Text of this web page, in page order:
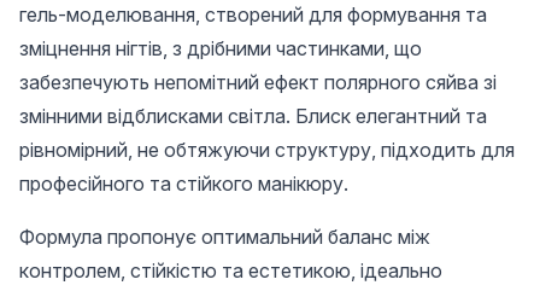
гель-моделювання, створений для формування та
зміцнення нігтів, з дрібними частинками, що
забезпечують непомітний ефект полярного сяйва зі
змінними відблисками світла. Блиск елегантний та
рівномірний, не обтяжуючи структуру, підходить для
професійного та стійкого манікюру.
Формула пропонує оптимальний баланс між
контролем, стійкістю та естетикою, ідеально